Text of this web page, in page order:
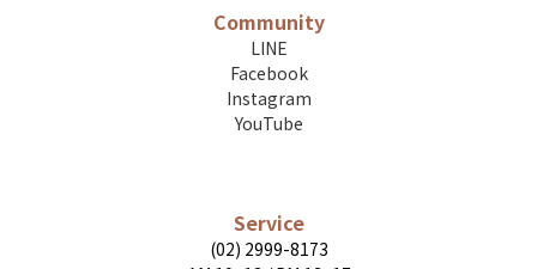
Community
LINE
Facebook
Instagram
YouTube
Service
(02) 2999-8173